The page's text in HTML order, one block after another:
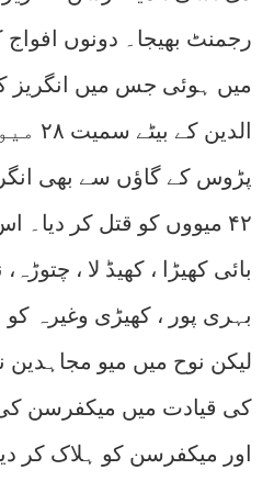
رجمنٹ بھیجا۔ دونوں
میں ہوئی جس میں انگریز
الدین کے بیٹے سمیت ۲۸ میو شہید ہوئے۔
پڑوس کے گاؤں سے بھی
۴۲ میووں کو قتل کر دیا۔
بائی کھیڑا ، کھیڈ لا ، چتوڑہ،
بہری پور ، کھیڑی وغیرہ کو
لیکن نوح میں میو
کی قیادت میں میکفرسن کی
اور میکفرسن کو ہلاک کر